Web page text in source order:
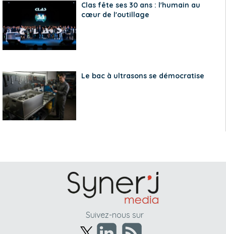
Clas fête ses 30 ans : l'humain au
cœur de l'outillage
Le bac à ultrasons se démocratise
Suivez-nous sur